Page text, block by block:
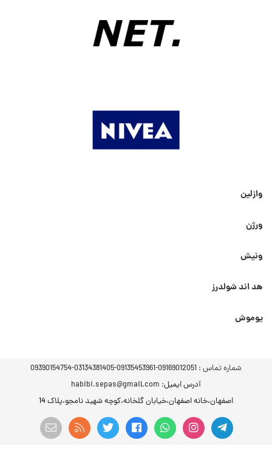
وازلین
ورژن
ونیش
هد اند شولدرز
یوموش
شماره تماس : 09169012051-09135453961-03134381405-09390154754
آدرس ایمیل: habibi.sepas@gmail.com
اصفهان،خانه اصفهان،خیابان گلخانه،کوچه شهید نامجو،پلاک 14